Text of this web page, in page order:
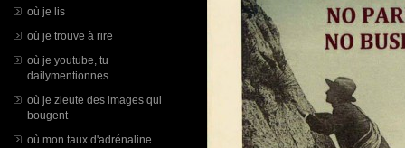
où je lis
où je trouve à rire
où je youtube, tu
dailymentionnes...
où je zieute des images qui
bougent
où mon taux d'adrénaline